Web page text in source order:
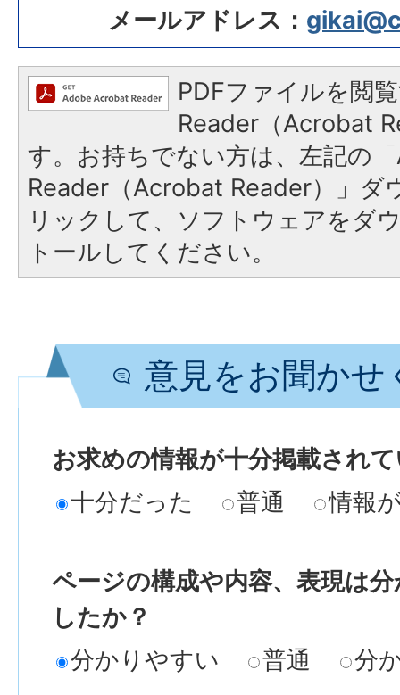
メールアドレス：
PDFファイルを閲
Reader（Acrobat
す。お持ちでない方は、左記の
Reader（Acrobat Reader）」ダ
リックして、ソフトウェアをダ
トールしてください。
意見をお聞かせ
お求めの情報が十分掲載され
十分だった
普通 情報
ページの構成や内容、表現は
したか？
分かりやすい
普通 分